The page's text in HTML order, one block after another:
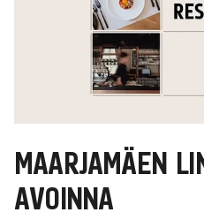
MAARJAMÄEN
AVOINNA